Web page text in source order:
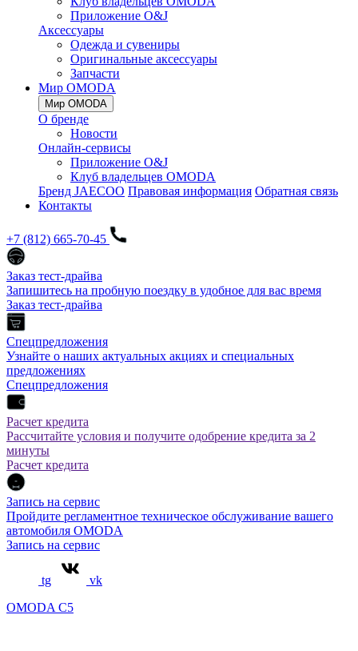
Приложение O&J
Аксессуары
Одежда и сувениры
Оригинальные аксессуары
Запчасти
Мир OMODA
Мир OMODA
О бренде
Новости
Онлайн-сервисы
Приложение O&J
Клуб владельцев OMODA
Бренд JAECOO Правовая информация Обратная связь
Контакты
+7 (812) 665-70-45
Заказ тест-драйва
Запишитесь на пробную поездку в удобное для вас время
Заказ тест-драйва
Спецпредложения
Узнайте о наших актуальных акциях и специальных
предложениях
Спецпредложения
Расчет кредита
Рассчитайте условия и получите одобрение кредита за 2
минуты
Расчет кредита
Запись на сервис
Пройдите регламентное техническое обслуживание вашего
автомобиля OMODA
Запись на сервис
tg
vk
OMODA C5